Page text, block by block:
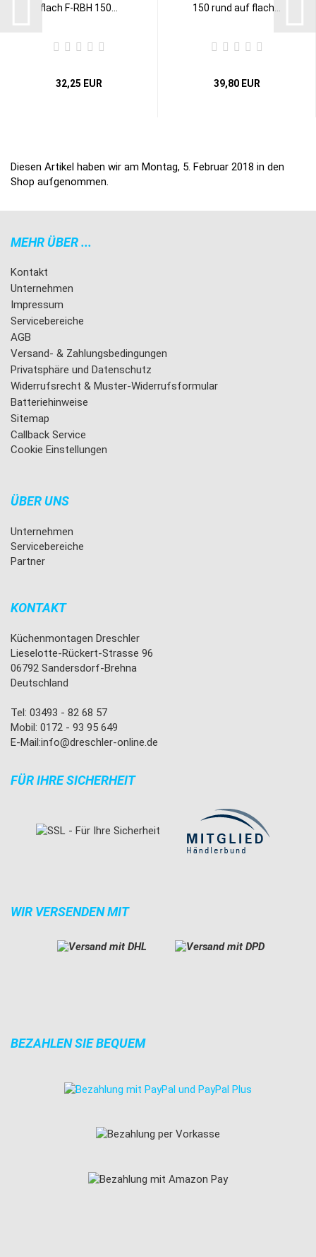
flach F-RBH 150...
32,25 EUR
150 rund auf flach...
39,80 EUR
Diesen Artikel haben wir am Montag, 5. Februar 2018 in den
Shop aufgenommen.
MEHR ÜBER ...
Kontakt
Unternehmen
Impressum
Servicebereiche
AGB
Versand- & Zahlungsbedingungen
Privatsphäre und Datenschutz
Widerrufsrecht & Muster-Widerrufsformular
Batteriehinweise
Sitemap
Callback Service
Cookie Einstellungen
ÜBER UNS
Unternehmen
Servicebereiche
Partner
KONTAKT
Küchenmontagen Dreschler
Lieselotte-Rückert-Strasse 96
06792 Sandersdorf-Brehna
Deutschland
Tel: 03493 - 82 68 57
Mobil: 0172 - 93 95 649
E-Mail:info@dreschler-online.de
FÜR IHRE SICHERHEIT
WIR VERSENDEN MIT
BEZAHLEN SIE BEQUEM